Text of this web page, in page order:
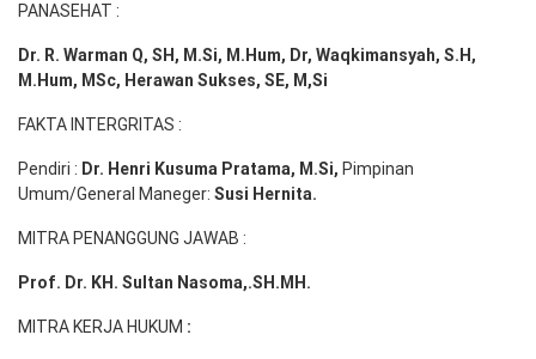
PANASEHAT :
Dr. R. Warman Q, SH, M.Si, M.Hum, Dr, Waqkimansyah, S.H,
M.Hum, MSc, Herawan Sukses, SE, M,Si
FAKTA INTERGRITAS :
Pendiri : Dr. Henri Kusuma Pratama, M.Si, Pimpinan
Umum/General Maneger: Susi Hernita.
MITRA PENANGGUNG JAWAB :
Prof. Dr. KH. Sultan Nasoma,.SH.MH.
MITRA KERJA HUKUM :